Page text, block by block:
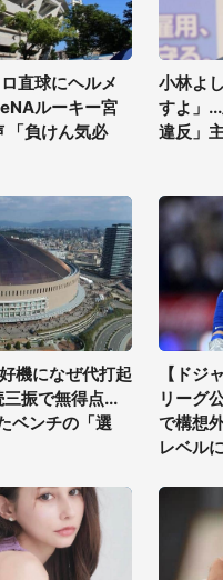
直球にヘルメ
ルーキー宮
「負けん気必
小林よ
すよ」
違反」
機になぜ代打起
振で無得点...
ベンチの「選
【ドジ
リーグ
で構想
レベル